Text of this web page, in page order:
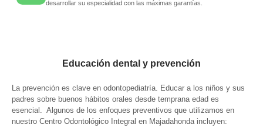
desarrollar su especialidad con las máximas garantías.
Educación dental y prevención
La prevención es clave en odontopediatría. Educar a los niños y sus
padres sobre buenos hábitos orales desde temprana edad es
esencial. Algunos de los enfoques preventivos que utilizamos en
nuestro Centro Odontológico Integral en Majadahonda incluyen: